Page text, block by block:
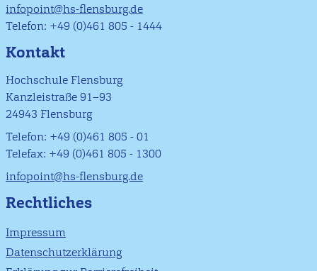
infopoint@hs-flensburg.de
Telefon: +49 (0)461 805 - 1444
Kontakt
Hochschule Flensburg
Kanzleistraße 91–93
24943 Flensburg
Telefon: +49 (0)461 805 - 01
Telefax: +49 (0)461 805 - 1300
infopoint@hs-flensburg.de
Rechtliches
Impressum
Datenschutzerklärung